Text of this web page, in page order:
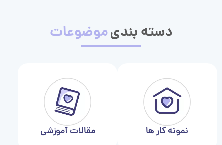
دسته بندیموضوعات
نمونه کار ها مقالات آموزشی